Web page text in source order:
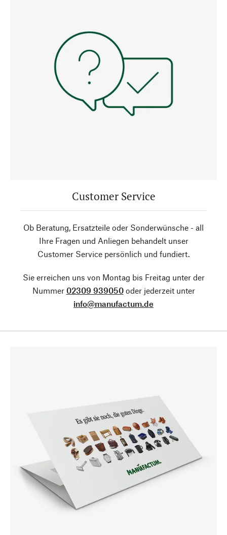
Customer Service
Ob Beratung, Ersatzteile oder Sonderwünsche - all
Ihre Fragen und Anliegen behandelt unser
Customer Service persönlich und fundiert.
Sie erreichen uns von Montag bis Freitag unter der
Nummer 02309 939050oder jederzeit unter
info@manufactum.de